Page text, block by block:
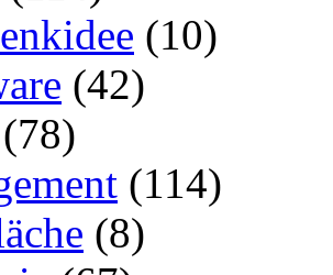
(10)
(42)
(78)
(114)
(8)